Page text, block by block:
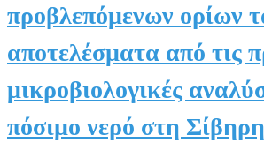
προβλεπόμενων ορίων
αποτελέσματα από τις
μικροβιολογικές
πόσιμο νερό στη Σίβηρη